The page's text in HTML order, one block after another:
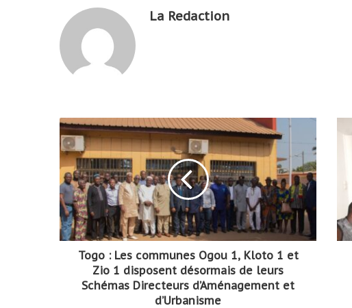
La Redaction
Togo : Les communes Ogou 1, Kloto 1 et
Zio 1 disposent désormais de leurs
Schémas Directeurs d’Aménagement et
d’Urbanisme